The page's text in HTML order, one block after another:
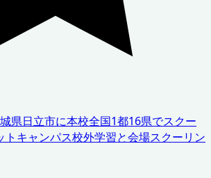
県日立市に本校全国1都16県でスクー
トキャンパス校外学習と会場スクーリン